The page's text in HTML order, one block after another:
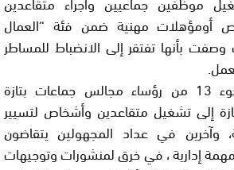
مهنية ضمن فئة “العمال
بأنها تفتقر إلى الانضباط للمساطر
المعطيات، رصدت لجوء 13 من رؤساء مجالس جماعات بتازة
إلى تشغيل متقاعدين وأشخاص لتسيير
وآخرين في عداد المجهولين يتقاضون
إدارية ، في خرق لمنشورات وتوجيهات